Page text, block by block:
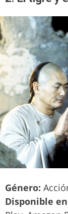
Género:
Disponible